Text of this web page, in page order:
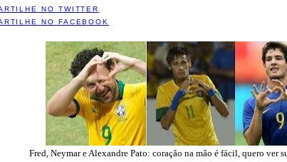
NO TWITTER
NO FACEBOOK
Fred, Neymar e Alexandre Pato: coração na mão é fácil, quero ver